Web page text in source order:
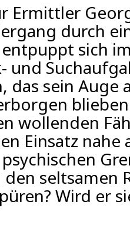
Ermittler
durch
sich
und
das sein
wollenden
Einsatz nahe
seltsamen
Wird er